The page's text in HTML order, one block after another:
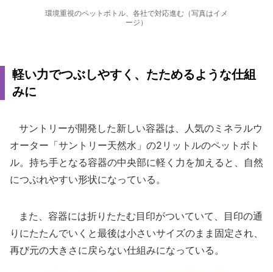
環境重視のペットボトル、各社で対応進む（写真はイメ
ージ）
軽い力でつぶしやすく、たためるような仕組
みに
サントリーが開発した新しい容器は、人気のミネラルウ
オーター「サントリー天然水」の2リットルのペットボト
ル。持ち手となる容器の中央部に軽く力を加えると、自然
につぶれやすい形状になっている。
また、容器には折りたたむ目印がついていて、目印の通
りにたたんでいくと最後は小さいサイズのまま固定され、
再び元の大きさに戻らない仕組みになっている。